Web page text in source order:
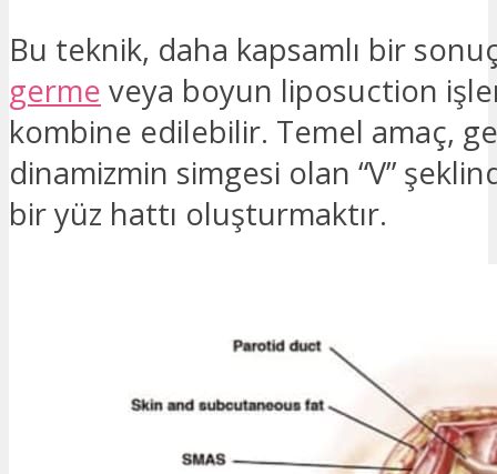
Bu teknik, daha kapsamlı bir
germe veya boyun liposuction
kombine edilebilir. Temel amaç,
dinamizmin simgesi olan “V”
bir yüz hattı oluşturmaktır.